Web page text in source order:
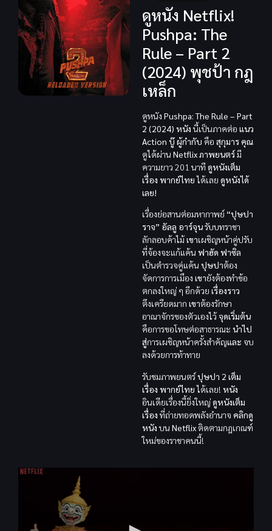
ดูหนัง Netflix!
Pushpa: The
Rule – Part 2
(2024) พุชป้า กฎ
เหล็ก
ดูหนัง Pushpa: The Rule – Part
2 (2024) หนัง นี้เป็นภาคต่อ แนว
Action บู๊ผู้กำกับ คือ สุกุมาร คุณ
ดูได้ผ่าน Netflixภาพยนตร์มี
ความยาว 201 นาที ดูหนังเต็ม
เรื่อง พากย์ไทยได้เลย ดูหนังได้
เลย!
เรื่องย่อสานต่อมหากาพย์ “ปุษปา
ราจ” อัลลู อาร์จุนรับบทราชา
ลักลอบค้าไม้เขาเผชิญหน้าคู่ปรับ
ที่จ้องจะแก้แค้น ฟาฮัด ฟาซิล
เป็นตำรวจคู่แค้น ปุษปาต้อง
จัดการการเมือง เขายังต้องทำข้อ
ตกลงใหญ่ ๆ อีกด้วย เรื่องราว
ตึงเครียดมาก เขาต้องรักษา
อาณาจักรของตัวเองไว้จุดเริ่มต้น
คือการขอโทษต่อสาธารณะ นำไป
สู่การเผชิญหน้าครั้งสำคัญและ จบ
ลงด้วยการท้าทาย
รับชมภาพยนตร์ปุษปา 2 เต็ม
เรื่อง พากย์ไทยได้เลย! หนัง
อินเดียเรื่องนี้ยิ่งใหญ่ดูหนังเต็ม
เรื่อง ที่ถ่ายทอดพลังอำนาจ คลิกดู
หนัง บน Netflix ติดตามกฎเกณฑ์
ใหม่ของราชาคนนี้!